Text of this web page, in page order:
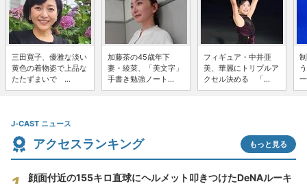
三田寛子、優雅な淡い
黄色の着物姿で上品な
たたずまいで ...
加藤茶の45歳年下
妻・綾菜、「美文字」
手書き勉強ノート...
フィギュア・中井亜
美、華麗にトリプルア
クセル決める 「...
J-CAST ニュース
アクセスランキング もっと見る
顔面付近の155キロ直球にヘルメット叩きつけたDeNAルーキ